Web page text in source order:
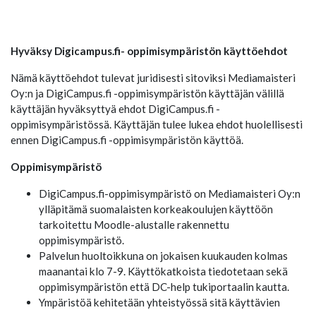
Hyväksy Digicampus.fi- oppimisympäristön käyttöehdot
Nämä käyttöehdot tulevat juridisesti sitoviksi Mediamaisteri
Oy:n ja DigiCampus.fi -oppimisympäristön käyttäjän välillä
käyttäjän hyväksyttyä ehdot DigiCampus.fi -
oppimisympäristössä. Käyttäjän tulee lukea ehdot huolellisesti
ennen DigiCampus.fi -oppimisympäristön käyttöä.
Oppimisympäristö
DigiCampus.fi-oppimisympäristö on Mediamaisteri Oy:n
ylläpitämä suomalaisten korkeakoulujen käyttöön
tarkoitettu Moodle-alustalle rakennettu
oppimisympäristö.
Palvelun huoltoikkuna on jokaisen kuukauden kolmas
maanantai klo 7-9. Käyttökatkoista tiedotetaan sekä
oppimisympäristön että DC-help tukiportaalin kautta.
Ympäristöä kehitetään yhteistyössä sitä käyttävien